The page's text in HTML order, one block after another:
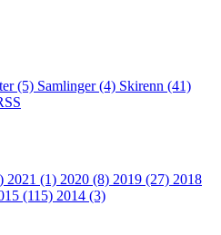
(5) Samlinger (4) Skirenn (41)
2021 (1) 2020 (8) 2019 (27) 2018
(115) 2014 (3)